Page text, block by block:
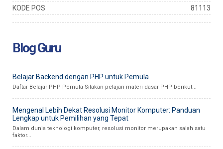
KODE POS
81113
Blog Guru
Belajar Backend dengan PHP untuk Pemula
Daftar Belajar PHP Pemula Silakan pelajari materi dasar PHP berikut...
Mengenal Lebih Dekat Resolusi Monitor Komputer: Panduan
Lengkap untuk Pemilihan yang Tepat
Dalam dunia teknologi komputer, resolusi monitor merupakan salah satu
faktor...